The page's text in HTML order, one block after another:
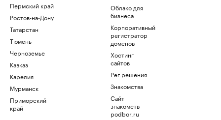
Пермский край
Ростов-на-Дону
Татарстан
Тюмень
Черноземье
Кавказ
Карелия
Мурманск
Приморский
край
Облако для
бизнеса
Корпоративный
регистратор
доменов
Хостинг
сайтов
Рег.решения
Знакомства
Сайт
знакомств
podbor.ru